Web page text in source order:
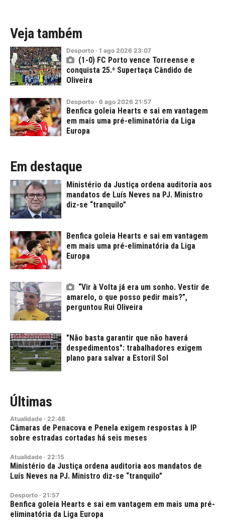
Veja também
Desporto · 1 ago 2026 23:07
(1-0) FC Porto vence Torreense e
conquista 25.ª Supertaça Cândido de
Oliveira
Desporto · 6 ago 2026 21:57
Benfica goleia Hearts e sai em vantagem
em mais uma pré-eliminatória da Liga
Europa
Em destaque
Ministério da Justiça ordena auditoria aos
mandatos de Luís Neves na PJ. Ministro
diz-se “tranquilo”
Benfica goleia Hearts e sai em vantagem
em mais uma pré-eliminatória da Liga
Europa
“Vir à Volta já era um sonho. Vestir de
amarelo, o que posso pedir mais?”,
perguntou Rui Oliveira
"Não basta garantir que não haverá
despedimentos": trabalhadores exigem
plano para salvar a Estoril Sol
Últimas
Atualidade · 22:48
Câmaras de Penacova e Penela exigem respostas à IP
sobre estradas cortadas há seis meses
Atualidade · 22:15
Ministério da Justiça ordena auditoria aos mandatos de
Luís Neves na PJ. Ministro diz-se “tranquilo”
Desporto · 21:57
Benfica goleia Hearts e sai em vantagem em mais uma pré-
eliminatória da Liga Europa